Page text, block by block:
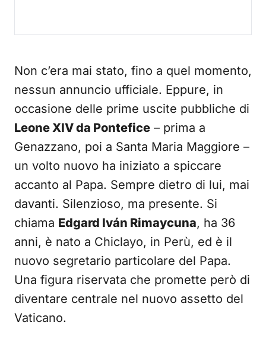
Non c’era mai stato, fino a quel momento,
nessun annuncio ufficiale. Eppure, in
occasione delle prime uscite pubbliche di
Leone XIV da Pontefice – prima a
Genazzano, poi a Santa Maria Maggiore –
un volto nuovo ha iniziato a spiccare
accanto al Papa. Sempre dietro di lui, mai
davanti. Silenzioso, ma presente. Si
chiama Edgard Iván Rimaycuna, ha 36
anni, è nato a Chiclayo, in Perù, ed è il
nuovo segretario particolare del Papa.
Una figura riservata che promette però di
diventare centrale nel nuovo assetto del
Vaticano.